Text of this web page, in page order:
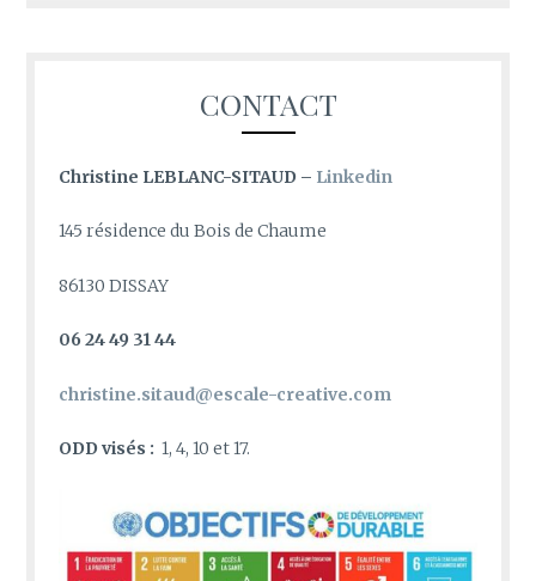
CONTACT
Christine LEBLANC-SITAUD – Linkedin
145 résidence du Bois de Chaume
86130 DISSAY
06 24 49 31 44
christine.sitaud@escale-creative.com
ODD visés : 1, 4, 10 et 17.